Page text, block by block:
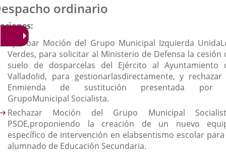
ordinario
Aprobar Moción del Grupo Municipal Izquierda
Verdes, para solicitar al Ministerio de Defensa la cesión
suelo de dosparcelas del Ejército al Ayuntamiento
Valladolid, para gestionarlasdirectamente, y rechazar
Enmienda de sustitución presentada por
GrupoMunicipal Socialista.
Rechazar Moción del Grupo Municipal
PSOE,proponiendo la creación de un nuevo
específico de intervención en elabsentismo escolar
alumnado de Educación Secundaria.